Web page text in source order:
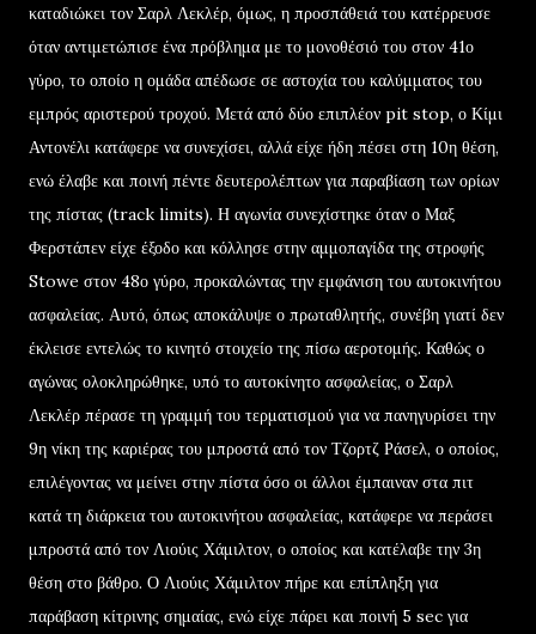
καταδιώκει τον Σαρλ Λεκλέρ, όμως, η προσπάθειά του κατέρρευσε
όταν αντιμετώπισε ένα πρόβλημα με το μονοθέσιό του στον 41ο
γύρο, το οποίο η ομάδα απέδωσε σε αστοχία του καλύμματος του
εμπρός αριστερού τροχού. Μετά από δύο επιπλέον pit stop, ο Κίμι
Αντονέλι κατάφερε να συνεχίσει, αλλά είχε ήδη πέσει στη 10η θέση,
ενώ έλαβε και ποινή πέντε δευτερολέπτων για παραβίαση των ορίων
της πίστας (track limits). Η αγωνία συνεχίστηκε όταν ο Μαξ
Φερστάπεν είχε έξοδο και κόλλησε στην αμμοπαγίδα της στροφής
Stowe στον 48ο γύρο, προκαλώντας την εμφάνιση του αυτοκινήτου
ασφαλείας. Αυτό, όπως αποκάλυψε ο πρωταθλητής, συνέβη γιατί δεν
έκλεισε εντελώς το κινητό στοιχείο της πίσω αεροτομής. Καθώς ο
αγώνας ολοκληρώθηκε, υπό το αυτοκίνητο ασφαλείας, ο Σαρλ
Λεκλέρ πέρασε τη γραμμή του τερματισμού για να πανηγυρίσει την
9η νίκη της καριέρας του μπροστά από τον Τζορτζ Ράσελ, ο οποίος,
επιλέγοντας να μείνει στην πίστα όσο οι άλλοι έμπαιναν στα πιτ
κατά τη διάρκεια του αυτοκινήτου ασφαλείας, κατάφερε να περάσει
μπροστά από τον Λιούις Χάμιλτον, ο οποίος και κατέλαβε την 3η
θέση στο βάθρο. Ο Λιούις Χάμιλτον πήρε και επίπληξη για
παράβαση κίτρινης σημαίας, ενώ είχε πάρει και ποινή 5 sec για